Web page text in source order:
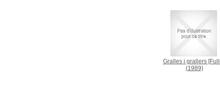
Gralles i grallers
(1989)